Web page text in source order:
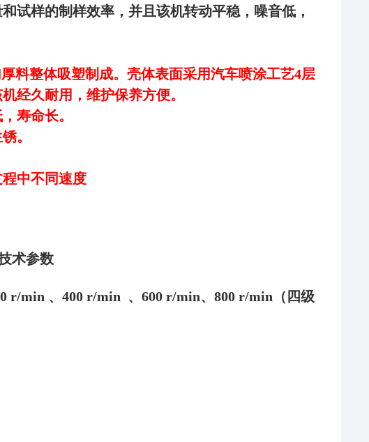
试样的制样效率，并且 该机转动平稳，噪音低，
料整体吸塑制成。 壳体表面采用汽车喷涂工艺4层
机经久耐用，维护保养方便。
， 寿命长。
。
中不同速度
术参数
r/min 、 400 r/min 、 600 r/min、 800 r/min（四级